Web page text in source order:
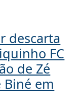
descarta
FC
de Zé
Biné em